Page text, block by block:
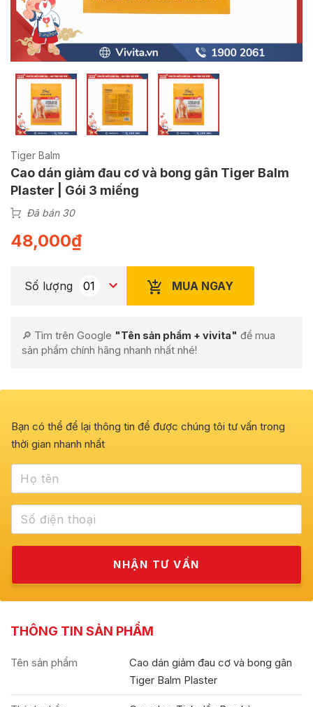
Tiger Balm
Cao dán giảm đau cơ và bong gân Tiger Balm
Plaster | Gói 3 miếng
Đã bán 30
48,000₫
Số lượng MUA NGAY
🔎 Tìm trên Google "Tên sản phẩm + vivita" để mua
sản phẩm chính hãng nhanh nhất nhé!
Bạn có thể để lại thông tin để được chúng tôi tư vấn trong
thời gian nhanh nhất
THÔNG TIN SẢN PHẨM
Tên sản phẩm
Cao dán giảm đau cơ và bong gân
Tiger Balm Plaster